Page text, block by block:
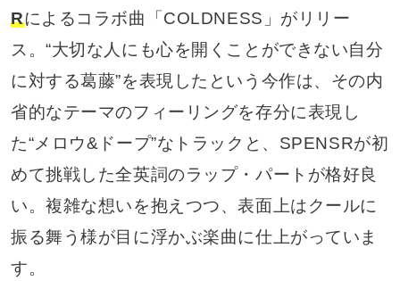
Rによるコラボ曲「COLDNESS」がリリー
ス。“大切な人にも心を開くことができない自分
に対する葛藤”を表現したという今作は、その内
省的なテーマのフィーリングを存分に表現し
た“メロウ&ドープ”なトラックと、SPENSRが初
めて挑戦した全英詞のラップ・パートが格好良
い。複雑な想いを抱えつつ、表面上はクールに
振る舞う様が目に浮かぶ楽曲に仕上がっていま
す。